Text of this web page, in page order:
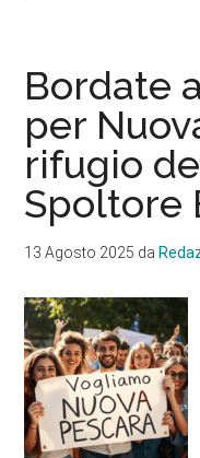
Bordate
per
rifugio
Spoltore
13 Agosto 2025 da